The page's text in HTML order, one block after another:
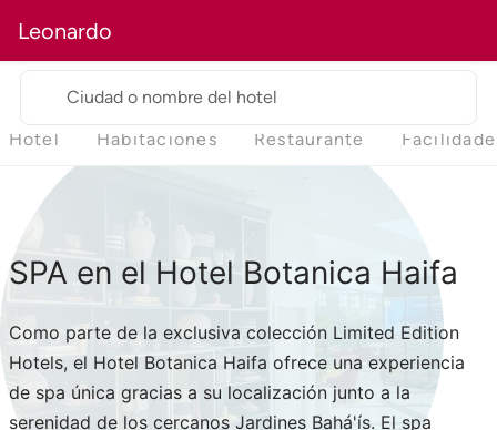
Leonardo
Ciudad o nombre del hotel
Hotel Habitaciones Restaurante
SPA en el Hotel Botanica Haifa
Como parte de la exclusiva colección Limited Edition
Hotels, el Hotel Botanica Haifa ofrece una experiencia
de spa única gracias a su localización junto a la
serenidad de los cercanos Jardines Bahá'ís. El spa